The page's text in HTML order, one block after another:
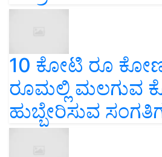
10 ಕೋಟಿ ರೂ ಕೋಣ!
ರೂಮಲ್ಲಿ ಮಲಗುವ
ಹುಬ್ಬೇರಿಸುವ